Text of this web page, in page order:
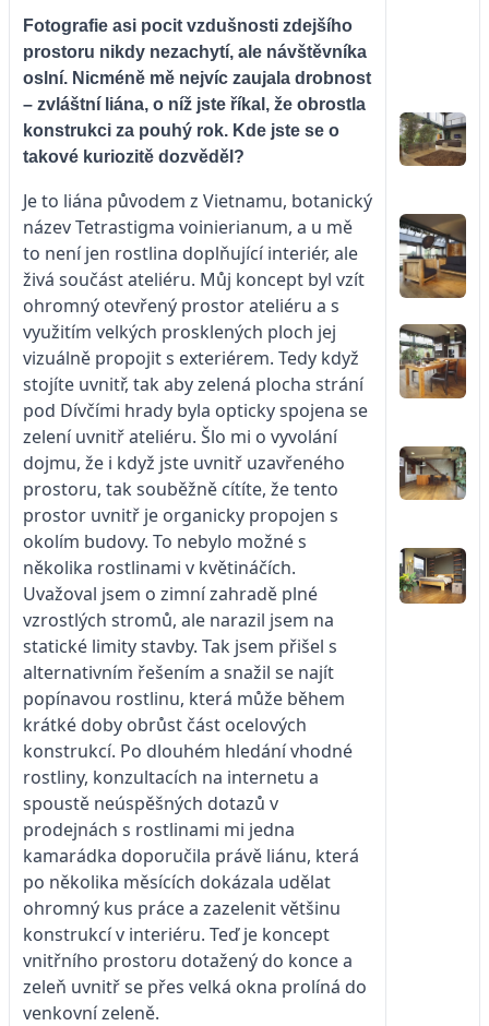
Fotografie asi pocit vzdušnosti zdejšího
prostoru nikdy nezachytí, ale návštěvníka
oslní. Nicméně mě nejvíc zaujala drobnost
– zvláštní liána, o níž jste říkal, že obrostla
konstrukci za pouhý rok. Kde jste se o
takové kuriozitě dozvěděl?
Je to liána původem z Vietnamu, botanický
název Tetrastigma voinierianum, a u mě
to není jen rostlina doplňující interiér, ale
živá součást ateliéru. Můj koncept byl vzít
ohromný otevřený prostor ateliéru a s
využitím velkých prosklených ploch jej
vizuálně propojit s exteriérem. Tedy když
stojíte uvnitř, tak aby zelená plocha strání
pod Dívčími hrady byla opticky spojena se
zelení uvnitř ateliéru. Šlo mi o vyvolání
dojmu, že i když jste uvnitř uzavřeného
prostoru, tak souběžně cítíte, že tento
prostor uvnitř je organicky propojen s
okolím budovy. To nebylo možné s
několika rostlinami v květináčích.
Uvažoval jsem o zimní zahradě plné
vzrostlých stromů, ale narazil jsem na
statické limity stavby. Tak jsem přišel s
alternativním řešením a snažil se najít
popínavou rostlinu, která může během
krátké doby obrůst část ocelových
konstrukcí. Po dlouhém hledání vhodné
rostliny, konzultacích na internetu a
spoustě neúspěšných dotazů v
prodejnách s rostlinami mi jedna
kamarádka doporučila právě liánu, která
po několika měsících dokázala udělat
ohromný kus práce a zazelenit většinu
konstrukcí v interiéru. Teď je koncept
vnitřního prostoru dotažený do konce a
zeleň uvnitř se přes velká okna prolíná do
venkovní zeleně.